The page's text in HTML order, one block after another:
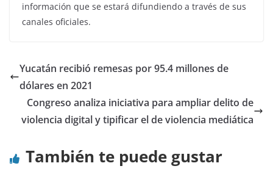
información que se estará difundiendo a través de sus
canales oficiales.
Yucatán recibió remesas por 95.4 millones de
dólares en 2021
Congreso analiza iniciativa para ampliar delito de
violencia digital y tipificar el de violencia mediática
También te puede gustar